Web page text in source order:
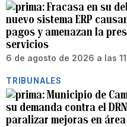
Fracasa en su
nuevo sistema ERP
pagos y amenazan la
servicios
6 de agosto de 2026 a las
TRIBUNALES
Municipio de
su demanda contra el
paralizar mejoras en